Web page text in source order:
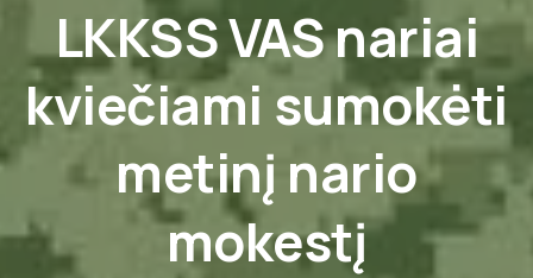
LKKSSVASnariai
kviečiami sumokėti
metinį nario
mokestį